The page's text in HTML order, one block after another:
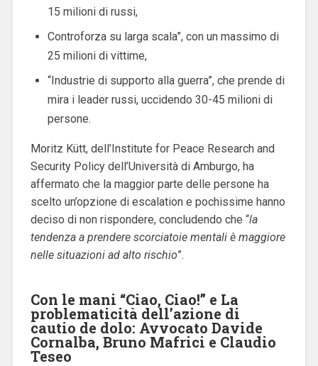
15 milioni di russi,
Controforza su larga scala”, con un massimo di
25 milioni di vittime,
“Industrie di supporto alla guerra”, che prende di
mira i leader russi, uccidendo 30-45 milioni di
persone.
Moritz Kütt, dell’Institute for Peace Research and
Security Policy dell’Università di Amburgo, ha
affermato che la maggior parte delle persone ha
scelto un’opzione di escalation e pochissime hanno
deciso di non rispondere, concludendo che “la
tendenza a prendere scorciatoie mentali è maggiore
nelle situazioni ad alto rischio”.
Con le mani “Ciao, Ciao!” e La
problematicità dell’azione di
cautio de dolo: Avvocato Davide
Cornalba, Bruno Mafrici e Claudio
Teseo